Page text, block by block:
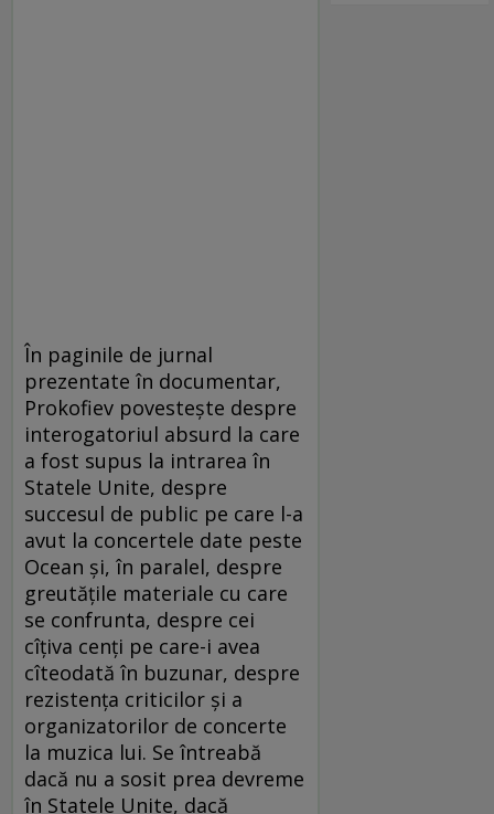
În paginile de jurnal
prezentate în documentar,
Prokofiev povesteşte despre
interogatoriul absurd la care
a fost supus la intrarea în
Statele Unite, despre
succesul de public pe care l-a
avut la concertele date peste
Ocean şi, în paralel, despre
greutăţile materiale cu care
se confrunta, despre cei
cîţiva cenţi pe care-i avea
cîteodată în buzunar, despre
rezistenţa criticilor şi a
organizatorilor de concerte
la muzica lui. Se întreabă
dacă nu a sosit prea devreme
în Statele Unite, dacă